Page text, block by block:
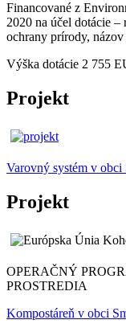
Financované z
2020 na účel dotácie
ochrany prírody,
Výška dotácie 2 755
Projekt
Varovný systém v
Projekt
OPERAČNÝ
PROSTREDIA
Kompostáreň v obci